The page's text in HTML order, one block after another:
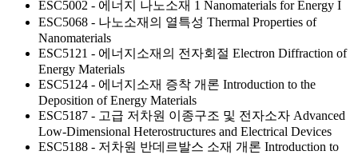
ESC5002 - 에너지 나노소재 1 Nanomaterials for Energy I
ESC5068 - 나노소재의 열특성 Thermal Properties of
Nanomaterials
ESC5121 - 에너지소재의 전자회절 Electron Diffraction of
Energy Materials
ESC5124 - 에너지소재 증착 개론 Introduction to the
Deposition of Energy Materials
ESC5187 - 고급 저차원 이종구조 및 전자소자 Advanced
Low-Dimensional Heterostructures and Electrical Devices
ESC5188 - 저차원 반데르발스 소재 개론 Introduction to